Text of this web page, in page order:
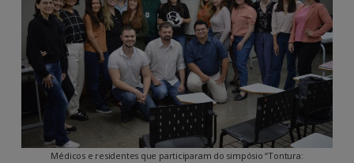
Médicos e residentes que participaram do simpósio “Tontura: